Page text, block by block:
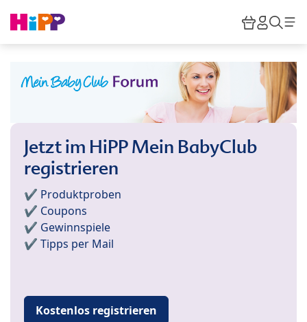
HiPP
Jetzt im HiPP Mein BabyClub
registrieren
✔️ Produktproben
✔️ Coupons
✔️ Gewinnspiele
✔️ Tipps per Mail
Kostenlos registrieren